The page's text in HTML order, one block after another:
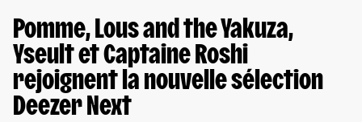
Pomme, Lous and the Yakuza,
Yseult et Captaine Roshi
rejoignent la nouvelle sélection
Deezer Next